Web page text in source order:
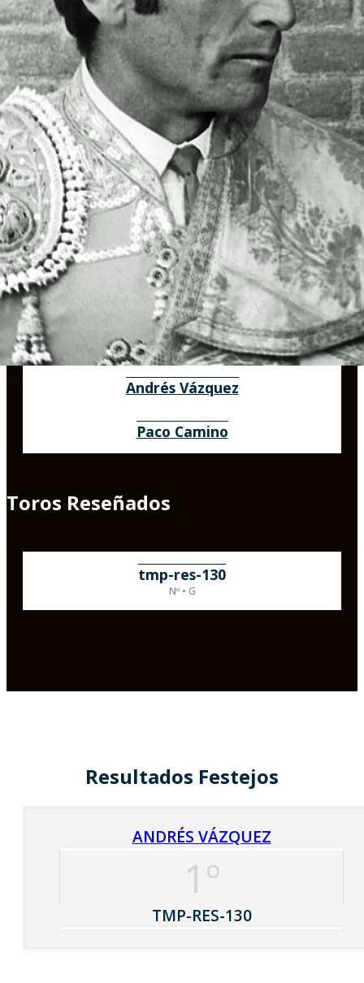
Andrés Vázquez
Paco Camino
Toros Reseñados
tmp-res-130
Nº • G
Resultados Festejos
ANDRÉS VÁZQUEZ
1º
TMP-RES-130